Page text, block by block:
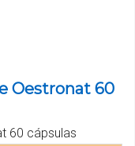
Oestronat 60
60 cápsulas